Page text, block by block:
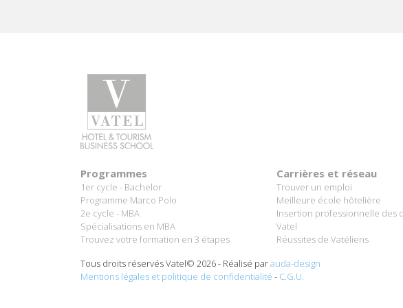
Programmes
1er cycle - Bachelor
Programme Marco Polo
2e cycle - MBA
Spécialisations en MBA
Trouvez votre formation en 3 étapes
Carrières et réseau
Trouver un emploi
Meilleure école hôtelière
Insertion professionnelle des
Vatel
Réussites de Vatéliens
Tous droits réservés Vatel© 2026 - Réalisé parauda-design
Mentions légales et politique de confidentialité - C.G.U.